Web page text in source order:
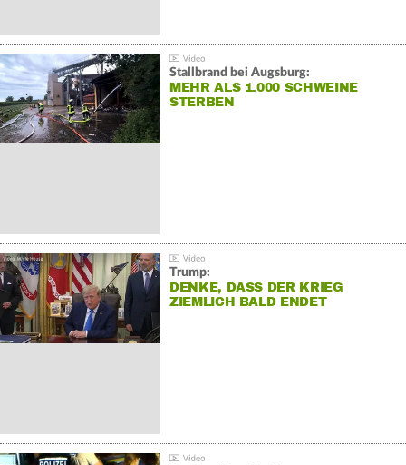
Stallbrand bei Augsburg:
MEHR ALS 1.000 SCHWEINE
STERBEN
Trump:
DENKE, DASS DER KRIEG
ZIEMLICH BALD ENDET